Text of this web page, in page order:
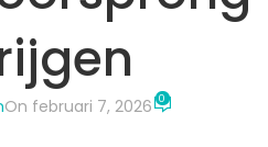
On februari 7, 2026 0